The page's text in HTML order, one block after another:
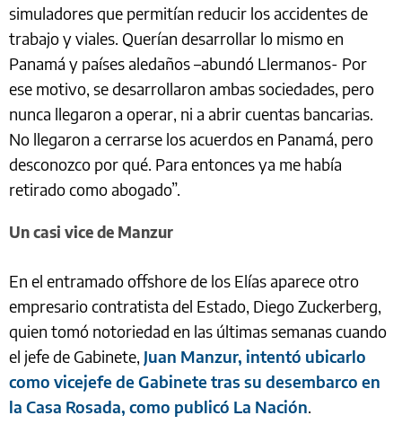
simuladores que permitían reducir los accidentes de
trabajo y viales. Querían desarrollar lo mismo en
Panamá y países aledaños –abundó Llermanos- Por
ese motivo, se desarrollaron ambas sociedades, pero
nunca llegaron a operar, ni a abrir cuentas bancarias.
No llegaron a cerrarse los acuerdos en Panamá, pero
desconozco por qué. Para entonces ya me había
retirado como abogado”.
Un casi vice de Manzur
En el entramado offshore de los Elías aparece otro
empresario contratista del Estado, Diego Zuckerberg,
quien tomó notoriedad en las últimas semanas cuando
el jefe de Gabinete, Juan Manzur, intentó ubicarlo
como vicejefe de Gabinete tras su desembarco en
la Casa Rosada, como publicó La Nación.